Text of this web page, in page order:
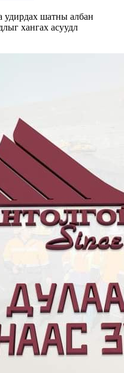
удирдах шатны албан
хангах асуудл